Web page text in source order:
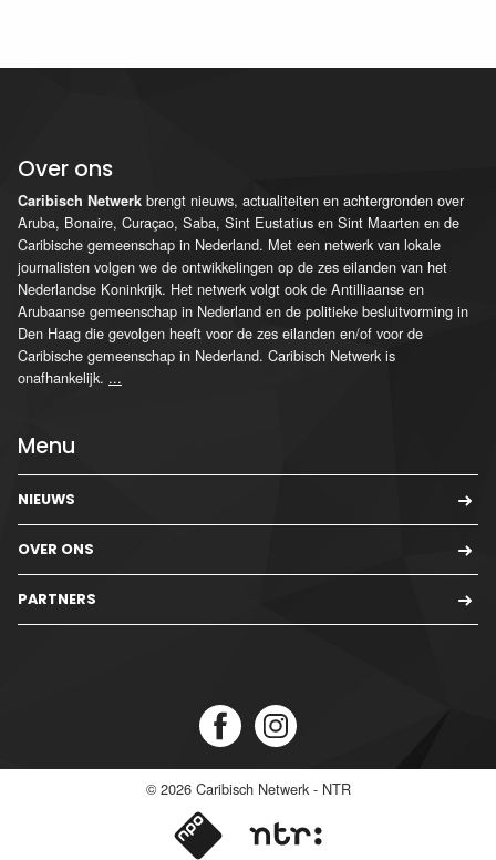
Over ons
Caribisch Netwerk brengt nieuws, actualiteiten en achtergronden over
Aruba, Bonaire, Curaçao, Saba, Sint Eustatius en Sint Maarten en de
Caribische gemeenschap in Nederland. Met een netwerk van lokale
journalisten volgen we de ontwikkelingen op de zes eilanden van het
Nederlandse Koninkrijk. Het netwerk volgt ook de Antilliaanse en
Arubaanse gemeenschap in Nederland en de politieke besluitvorming in
Den Haag die gevolgen heeft voor de zes eilanden en/of voor de
Caribische gemeenschap in Nederland. Caribisch Netwerk is
onafhankelijk. ...
Menu
NIEUWS
OVER ONS
PARTNERS
© 2026 Caribisch Netwerk - NTR